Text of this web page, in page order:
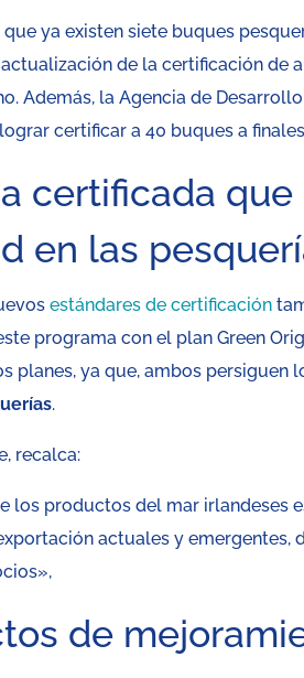
que ya existen siete buques
actualización de la certificación
Además, la Agencia de
certificar a 40 buques a
certificada que
en las
estándares de certificación
programa con el plan Green
planes, ya que, ambos persiguen
.
recalca:
los productos del mar irlandeses
actuales y emergentes,
de